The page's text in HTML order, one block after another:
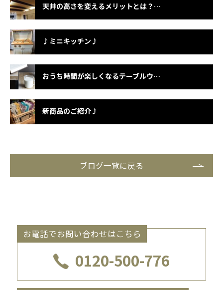
天井の高さを変えるメリットとは？注文住宅で叶える理想の空間演出
♪ミニキッチン♪
おうち時間が楽しくなるテーブルウェアのご紹介
新商品のご紹介♪
ブログ一覧に戻る
お電話でお問い合わせはこちら
0120-500-776